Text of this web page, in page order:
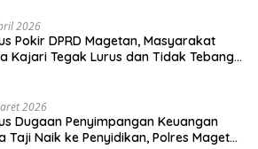
2026
Pokir DPRD Magetan, Masyarakat
Kajari Tegak Lurus dan Tidak Tebang
2026
Dugaan Penyimpangan Keuangan
Taji Naik ke Penyidikan, Polres Magetan